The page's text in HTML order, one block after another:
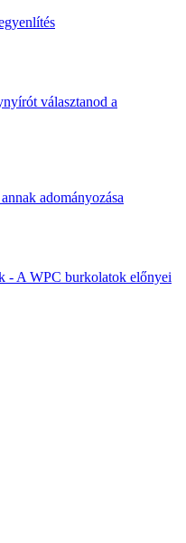
választanod a
adományozása
- A WPC burkolatok előnyei